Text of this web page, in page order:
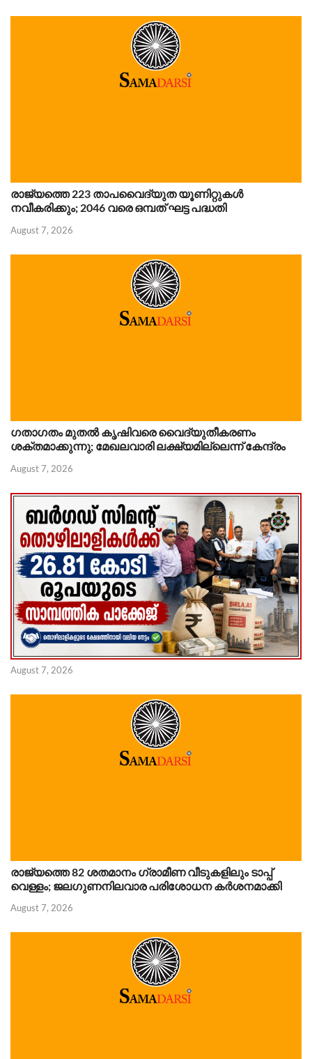
രാജ്യത്തെ 223 താപവൈദ്യുത യൂണിറ്റുകൾ
നവീകരിക്കും; 2046 വരെ ഒമ്പത് ഘട്ട പദ്ധതി
August 7, 2026
ഗതാഗതം മുതൽ കൃഷിവരെ വൈദ്യുതീകരണം
ശക്തമാക്കുന്നു; മേഖലവാരി ലക്ഷ്യമില്ലെന്ന് കേന്ദ്രം
August 7, 2026
August 7, 2026
രാജ്യത്തെ 82 ശതമാനം ഗ്രാമീണ വീടുകളിലും ടാപ്പ്
വെള്ളം; ജലഗുണനിലവാര പരിശോധന കർശനമാക്കി
August 7, 2026